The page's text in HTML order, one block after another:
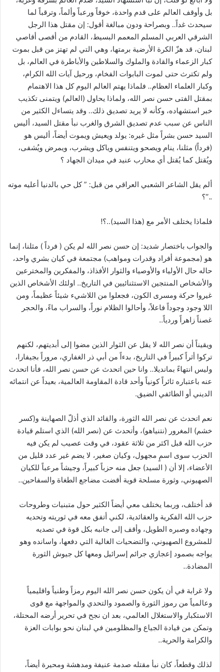
بل وأوقف العالم على قدم واحدة، خوفاً ورعباً وألماً، وترقباً لما
سيحدث غداً.. وبصراحة ودون مبالغة أقول: إن مقتل هذا الرجل
الشرقي العربي المسلم المعمم البسيط، القادم من أقصى أقاصي
لبنان، قد هزّ الكرة الأرضية برمتها، وهي التي لم تهتز من قبل بموت
كبار الزعماء والقادة والملوك والسلاطين والأباطرة في العالم، بل
ولم تكترث حتى لموت البابوات الفخام، ورحيل آيات الله الكرام،
وكبار العلماء العظام.. فلماذا يهتم العالم اليوم كل هذا الاهتمام
بمقتل الفتى حسن نصر الله، ولماذا يحاول (العالم) ويتمنى تكذيب
خبر استشهاده، وكأنه لا يريد تصديق ذلك.. وقد يتساءل الكثير من
الناس عن سبب عدم تصديق الشرق والغرب نبأ مقتل السيد، أليس
السيد حسن بشراً مثل غيره: يولد ويعيش ويموت أيضاً، أليس هو
(فرداً) مثلنا، ينام ويصحو ويتنفس وياكل ويشرب، ويمرض ويُشفى،
ويُقتل كما يُقتل أي محارب عنيد في ميدان الجهاد ؟
ألم يقل الشاعر الشعبي العراقي من قبل: ” كل حي بالدنيا أعليه موته
..”؟
فلماذا يختلف الأمر مع (هذا السيد)..؟!
والجواب باختصار شديد: إن حسن نصر الله لم يكن ( فرداً ) مثلنا، إنما
هو (مجموعة أفراد وقدرات ومواهب) مجتمعة في كيان بشري واحد،
حاله حال الأولياء والأوصياء والثوار الأفذاذ، والمفكرين والمخترعين
والأشخاص المنتجين الاستثنائيين في التاريخ.. اولئك الأشخاص الذين
غيروا حركة ومسرى الكون، فجعلوا من اللاشيء شيئاً عظيماً، ومن
اللا وجود وجوداً فاعلاً، وأحالوا الظلام نوراً، والسراب ماءً، والحجر
غصناً زاهراً وردياً..
ويقيناً أن نصر الله لا يقل عن الثوار الذين مضوا إلى أبديتهم، لكنهم
تركوا أثراً كبيراً في التاريخ، بدءاً من أبي ذر الغفاري، مروراً بجيفارا،
وليس انتهاءً بمانديلا.. وانا حين اتحدث عن حسن نصر الله، فأنا اتحدث
عنه باعتباره ثائراً كونياً وأحد قادة المقاومة العالمية، بعيداً عن انتمائه
الديني أو الطائفي الضيق.
نعم اتحدث عن نصر الله الثورة، والقائد الذي أذلّ الصهاينة و(كسر
خشم) المغرور (نتنياهو)، وأتحدث عن (نصر الله) الذي استلم قيادة
حزب الله قبل اكثر من ثلاثة عقود، في وقت عصيب لم يكن فيه
الحزب سوى اسمٍ مجهول، وكيان صغير، لا يضم غير عدد قليل من
الأعضاء، إلا أن ( السيد) جعل منه حزباً كبيراً، وجيشاً مرعباً للكيان
الصهيوني، وثورة مسلحة قوية أقضت مضاجع الطغاة والسفاحين..
قد أختلف، وربما يختلف معي أيضاً الكثير حول متبنيات وطروحات
حزب الله الفكرية والعقائدية، لكني أتفق معه في ثوريته وتحديه
وجهاده وصبره الطويل، وأقف إلى جانبه بكل قوة في تصديه
للمشروع الصهيوني، والتضحيات الغالية التي دفعها، واسانده وهو
يواجه بصمود إعجازي جرائم إسرائيل ومعها كل جيوش الثورة
المضادة..
ولا غرابة في أن يكون حسن نصر الله اليوم رمزاً وطنياً واقليمياً
وعالمياً من رموز الثورة والصمود والتحدي والمواجهة مع قوى
الاستكبار والاستغلال العالمي، بعد ان نجح في تحرير أرضه المحتلة،
وتمكن من قيادة الجياع والمظلومين في لبنان نحو بوابات العزة
والكرامة والحرية..
لذلك وقطعاً، كان نبأ مقتله صدمة عنيفة ومدهشة ومحيرة أيضاً،